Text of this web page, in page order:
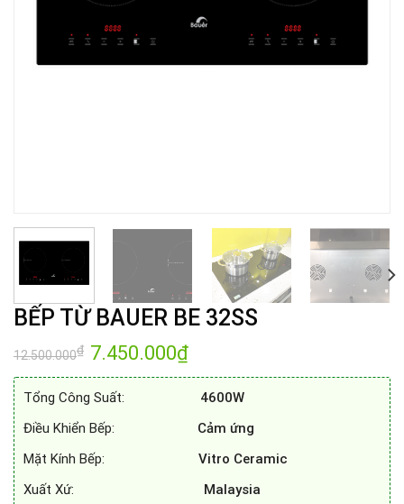
BẾP TỪ BAUER BE 32SS
12.500.000₫ Giá
gốc
là:
12.500.000₫.
7.450.000₫Giá
tại
7.450.000₫.
Tổng Công Suất:
4600W
Điều Khiển Bếp: Cảm ứng
Mặt Kính Bếp: Vitro Ceramic
Xuất Xứ:
Malaysia